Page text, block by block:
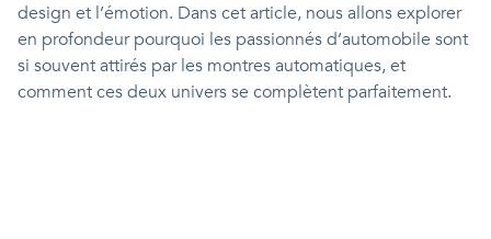
design et l’émotion. Dans cet article, nous allons explorer
en profondeur pourquoi les passionnés d’automobile sont
si souvent attirés par les montres automatiques, et
comment ces deux univers se complètent parfaitement.